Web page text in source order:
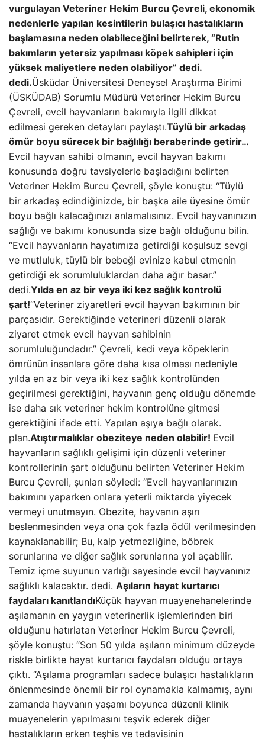
vurgulayan Veteriner Hekim Burcu Çevreli, ekonomik
nedenlerle yapılan kesintilerin bulaşıcı hastalıkların
başlamasına neden olabileceğini belirterek, “Rutin
bakımların yetersiz yapılması köpek sahipleri için
yüksek maliyetlere neden olabiliyor” dedi.
dedi.Üsküdar Üniversitesi Deneysel Araştırma Birimi
(ÜSKÜDAB) Sorumlu Müdürü Veteriner Hekim Burcu
Çevreli, evcil hayvanların bakımıyla ilgili dikkat
edilmesi gereken detayları paylaştı.Tüylü bir arkadaş
ömür boyu sürecek bir bağlılığı beraberinde getirir…
Evcil hayvan sahibi olmanın, evcil hayvan bakımı
konusunda doğru tavsiyelerle başladığını belirten
Veteriner Hekim Burcu Çevreli, şöyle konuştu: “Tüylü
bir arkadaş edindiğinizde, bir başka aile üyesine ömür
boyu bağlı kalacağınızı anlamalısınız. Evcil hayvanınızın
sağlığı ve bakımı konusunda size bağlı olduğunu bilin.
“Evcil hayvanların hayatımıza getirdiği koşulsuz sevgi
ve mutluluk, tüylü bir bebeği evinize kabul etmenin
getirdiği ek sorumluluklardan daha ağır basar.”
dedi.Yılda en az bir veya iki kez sağlık kontrolü
şart!“Veteriner ziyaretleri evcil hayvan bakımının bir
parçasıdır. Gerektiğinde veterineri düzenli olarak
ziyaret etmek evcil hayvan sahibinin
sorumluluğundadır.” Çevreli, kedi veya köpeklerin
ömrünün insanlara göre daha kısa olması nedeniyle
yılda en az bir veya iki kez sağlık kontrolünden
geçirilmesi gerektiğini, hayvanın genç olduğu dönemde
ise daha sık veteriner hekim kontrolüne gitmesi
gerektiğini ifade etti. Yapılan aşıya bağlı olarak.
plan.Atıştırmalıklar obeziteye neden olabilir! Evcil
hayvanların sağlıklı gelişimi için düzenli veteriner
kontrollerinin şart olduğunu belirten Veteriner Hekim
Burcu Çevreli, şunları söyledi: “Evcil hayvanlarınızın
bakımını yaparken onlara yeterli miktarda yiyecek
vermeyi unutmayın. Obezite, hayvanın aşırı
beslenmesinden veya ona çok fazla ödül verilmesinden
kaynaklanabilir; Bu, kalp yetmezliğine, böbrek
sorunlarına ve diğer sağlık sorunlarına yol açabilir.
Temiz içme suyunun varlığı sayesinde evcil hayvanınız
sağlıklı kalacaktır. dedi. Aşıların hayat kurtarıcı
faydaları kanıtlandıKüçük hayvan muayenehanelerinde
aşılamanın en yaygın veterinerlik işlemlerinden biri
olduğunu hatırlatan Veteriner Hekim Burcu Çevreli,
şöyle konuştu: “Son 50 yılda aşıların minimum düzeyde
riskle birlikte hayat kurtarıcı faydaları olduğu ortaya
çıktı. “Aşılama programları sadece bulaşıcı hastalıkların
önlenmesinde önemli bir rol oynamakla kalmamış, aynı
zamanda hayvanın yaşamı boyunca düzenli klinik
muayenelerin yapılmasını teşvik ederek diğer
hastalıkların erken teşhis ve tedavisinin